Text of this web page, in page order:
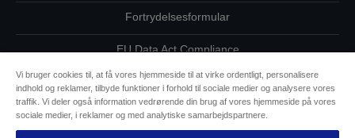
Fortrydelsesformular
EU Data Act Compliance
Kontakt os vedrørende dine data
Oplysninger om cookies
Vi bruger cookies til, at få vores hjemmeside til at virke ordentligt, personalisere
indhold og reklamer, tilbyde funktioner i forhold til sociale medier og analysere vores
traffik. Vi deler også information vedrørende din brug af vores hjemmeside på vores
sociale medier, i reklamer og med analytiske samarbejdspartnere.